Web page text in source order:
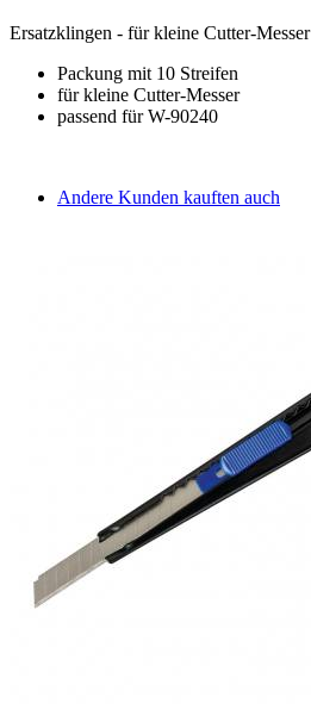
Ersatzklingen - für kleine Cutter-Messer
Packung mit 10 Streifen
für kleine Cutter-Messer
passend für W-90240
Andere Kunden kauften auch